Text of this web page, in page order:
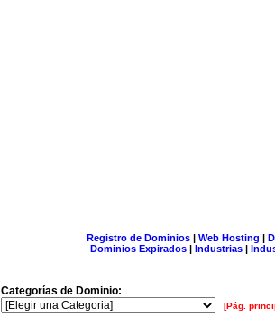
Registro de Dominios| Web Hosting |
Dominios Expirados | Industrias |
Categorías de Dominio:
[Pág.